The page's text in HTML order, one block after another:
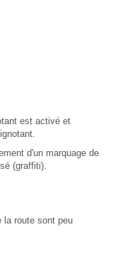
est activé et
d'un marquage de
(graffiti).
la route sont peu